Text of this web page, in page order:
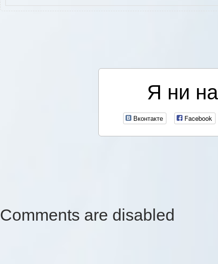
Я ни
Вконтакте Facebook
Comments are disabled